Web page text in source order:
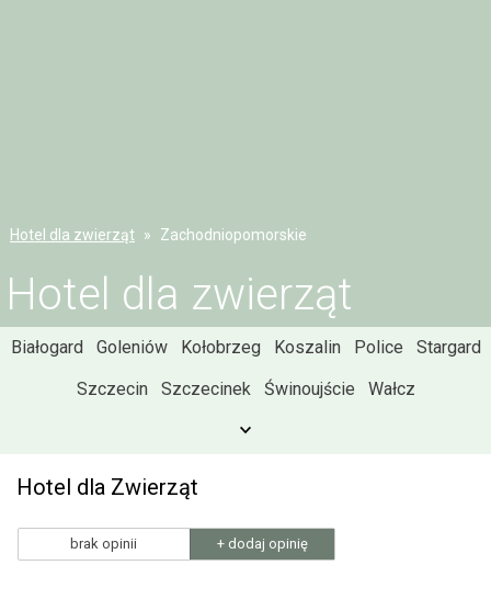
Hotel dla zwierząt Zachodniopomorskie
Hotel dla zwierząt
Białogard Goleniów Kołobrzeg Koszalin Police
Stargard
Szczecin
Szczecinek Świnoujście Wałcz
Hotel dla Zwierząt
brak opinii + dodaj opinię